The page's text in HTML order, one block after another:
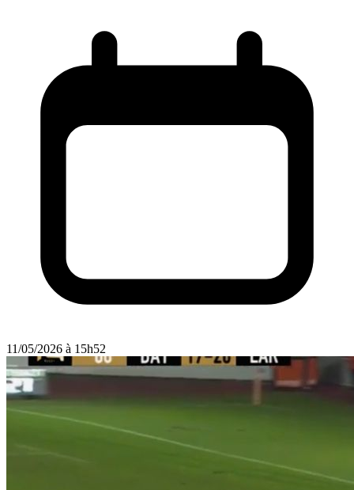
11/05/2026 à 15h52